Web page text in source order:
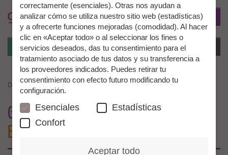
ES
Iniciar la sesión Menú
DÍA DE LA ABUELA 2013
GRANNY AUPAIR PIDERECONOCIMIENTO
EN LUGAR DE FLORES
correctamente (esenciales). Otras nos ayudan a
analizar cómo se utiliza nuestro sitio web (estadísticas)
y a ofrecerte funciones mejoradas (comodidad). Al hacer
clic en «Aceptar todo» o al seleccionar los fines o
servicios deseados, das tu consentimiento para el
tratamiento asociado de tus datos y su transferencia a
los proveedores indicados. Puedes retirar tu
consentimiento con efecto futuro modificando tu
configuración.
Esenciales
Estadísticas
Confort
Aceptar todo